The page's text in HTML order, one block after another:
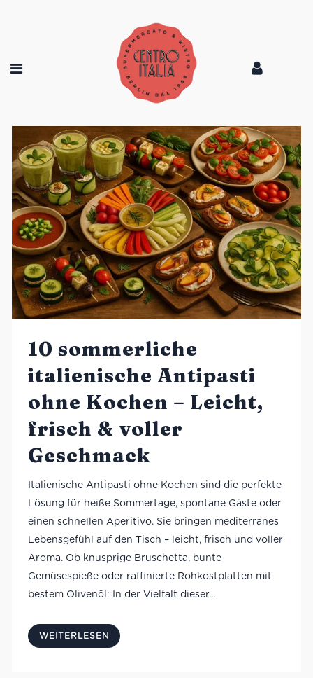
10 sommerliche
italienische Antipasti
ohne Kochen – Leicht,
frisch & voller
Geschmack
Italienische Antipasti ohne Kochen sind die perfekte
Lösung für heiße Sommertage, spontane Gäste oder
einen schnellen Aperitivo. Sie bringen mediterranes
Lebensgefühl auf den Tisch – leicht, frisch und voller
Aroma. Ob knusprige Bruschetta, bunte
Gemüsespieße oder raffinierte Rohkostplatten mit
bestem Olivenöl: In der Vielfalt dieser...
WEITERLESEN